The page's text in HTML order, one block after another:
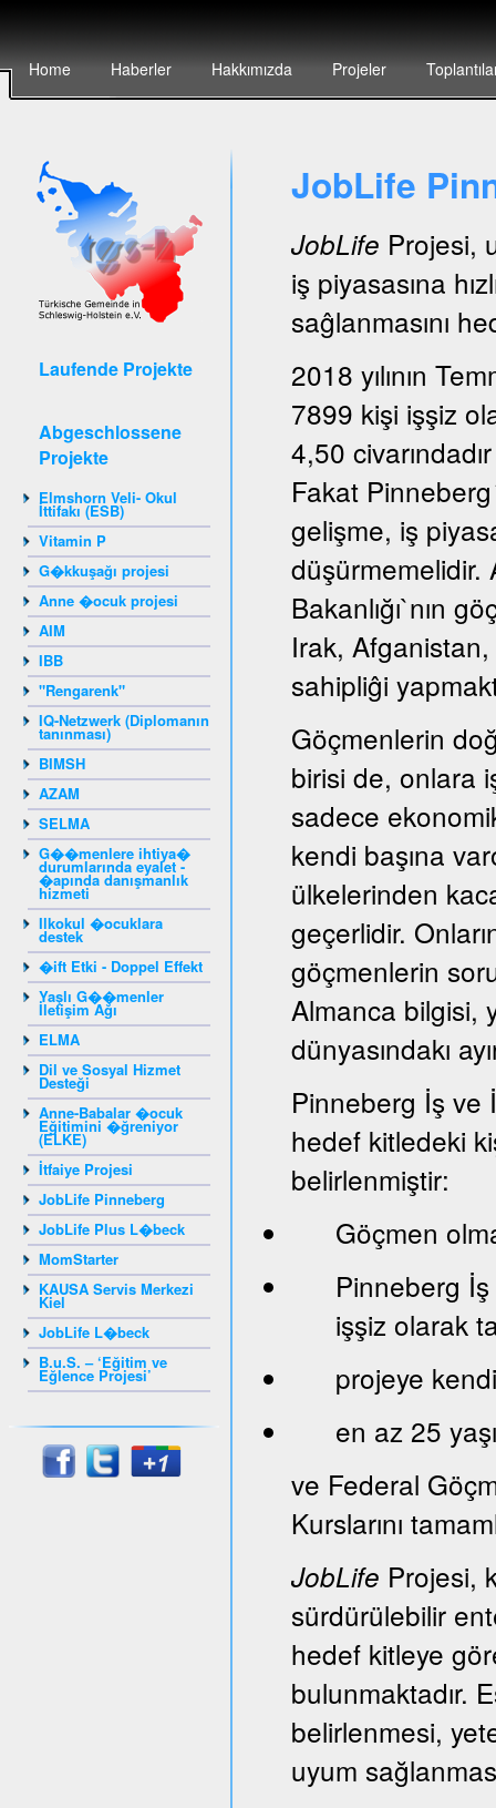
Home Haberler Hakkımızda Projeler
Laufende Projekte
Abgeschlossene
Projekte
Elmshorn Veli- Okul
İttifakı (ESB)
Vitamin P
G�kkuşağı projesi
Anne �ocuk projesi
AIM
IBB
"Rengarenk"
IQ-Netzwerk (Diplomanın
tanınması)
BIMSH
AZAM
SELMA
G��menlere ihtiya�
durumlarında eyalet -
�apında danışmanlık
hizmeti
Ilkokul �ocuklara
destek
�ift Etki - Doppel Effekt
Yaşlı G��menler
İletişim Ağı
ELMA
Dil ve Sosyal Hizmet
Desteği
Anne-Babalar �ocuk
Eğitimini �ğreniyor
(ELKE)
İtfaiye Projesi
JobLife Pinneberg
JobLife Plus L�beck
MomStarter
KAUSA Servis Merkezi
Kiel
JobLife L�beck
B.u.S. – ‘Eğitim ve
Eğlence Projesi’
JobLife
JobLife Projesi,
iş piyasasına
saĝlanmasını
2018 yılının
7899 kişi işşiz
4,50
Fakat
gelişme, iş
düşürmemelidir.
Bakanlığı`nın
Irak,
sahipliĝi
Göçmenlerin
birisi de, onlara
sadece
kendi başına
ülkelerinden
geçerlidir.
göçmenlerin
Almanca bilgisi,
dünyasındakı
Pinneberg İş ve
hedef kitledeki
belirlenmiştir:
Göçmen
Pinneberg
işşiz olarak
projeye
en az 25
ve Federal
Kurslarını
JobLife Projesi,
sürdürülebilir
hedef kitleye
bulunmaktadır.
belirlenmesi,
uyum